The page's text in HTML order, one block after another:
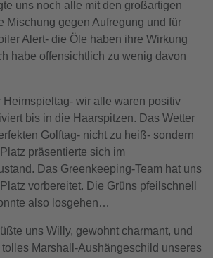
uns noch alle mit den großartigen
Mischung gegen Aufregung und für
Alert- die Öle haben ihre Wirkung
habe offensichtlich zu wenig davon
Heimspieltag- wir alle waren positiv
bis in die Haarspitzen. Das Wetter
Golftag- nicht zu heiß- sondern
präsentierte sich im
Das Greenkeeping-Team hat uns
vorbereitet. Die Grüns pfeilschnell
also losgehen…
uns Willy, gewohnt charmant, und
Marshall-Aushängeschild unseres